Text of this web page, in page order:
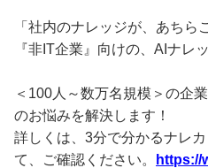
「社内のナレッジが、あちら
『非IT企業』向けの、AIナレ
＜100人～数万名規模＞の企
のお悩みを解決します！
詳しくは、3分で分かるナレ
て、ご確認ください。
https://